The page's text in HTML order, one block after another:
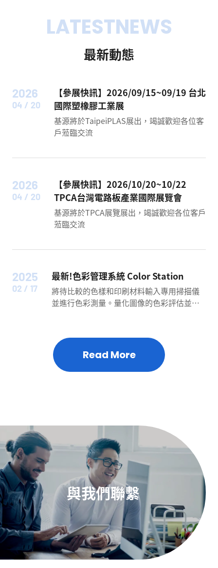
LATESTNEWS
最新動態
2026
04 / 20
【參展快訊】2026/09/15~09/19 台北
國際塑橡膠工業展
基源將於TaipeiPLAS展出，竭誠歡迎各位客
戶蒞臨交流
2026
04 / 20
【參展快訊】2026/10/20~10/22
TPCA台灣電路板產業國際展覽會
基源將於TPCA展覽展出，竭誠歡迎各位客戶
蒞臨交流
2025
02 / 17
最新!色彩管理系統 Color Station
將待比較的色樣和印刷材料輸入專用掃描儀
並進行色彩測量。量化圖像的色彩評估並在
Read More
與我們聯繫